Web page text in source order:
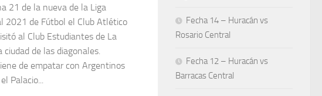
21 de la nueva de la Liga
2021 de Fútbol el Club Atlético
al Club Estudiantes de La
ciudad de las diagonales.
de empatar con Argentinos
Palacio...
Fecha 14 – Huracán vs
Rosario Central
Fecha 12 – Huracán vs
Barracas Central